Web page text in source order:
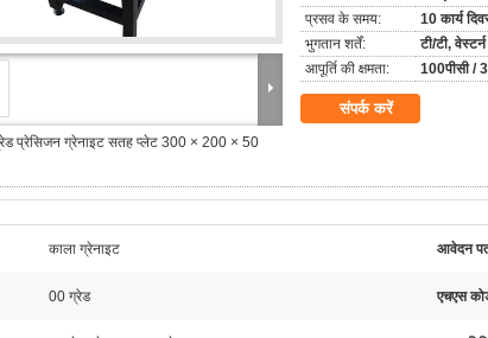
प्रेसिजन ग्रेनाइट सतह प्लेट 300 × 200 × 50
प्रसव के समय:
10 कार्य
भुगतान शर्तें:
टी/टी,
आपूर्ति की क्षमता:
100पीसी /
संपर्क करें
काला ग्रेनाइट आवेदन
00 ग्रेड एचएस